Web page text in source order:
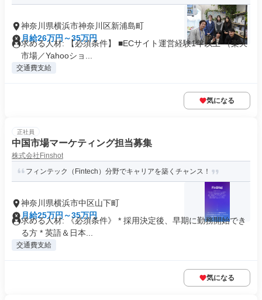
神奈川県横浜市神奈川区新浦島町
月給26万円～35万円
求める人材: 【必須条件】 ■ECサイト運営経験1年以上 （楽天
市場／Yahooショ...
交通費支給
気になる
正社員
中国市場マーケティング担当募集
株式会社Finshot
フィンテック（Fintech）分野でキャリアを築くチャンス！
神奈川県横浜市中区山下町
月給25万円～35万円
求める人材: 《必須条件》 * 採用決定後、早期に勤務開始でき
る方 * 英語＆日本...
交通費支給
気になる